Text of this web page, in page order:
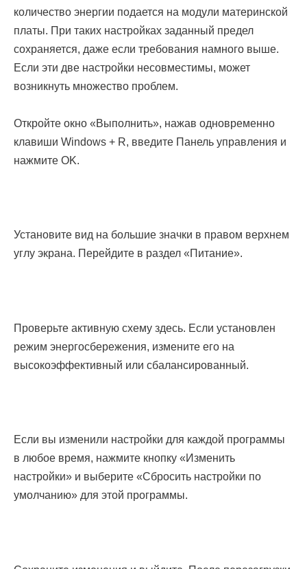
количество энергии подается на модули материнской
платы. При таких настройках заданный предел
сохраняется, даже если требования намного выше.
Если эти две настройки несовместимы, может
возникнуть множество проблем.
Откройте окно «Выполнить», нажав одновременно
клавиши Windows + R, введите Панель управления и
нажмите OK.
Установите вид на большие значки в правом верхнем
углу экрана. Перейдите в раздел «Питание».
Проверьте активную схему здесь. Если установлен
режим энергосбережения, измените его на
высокоэффективный или сбалансированный.
Если вы изменили настройки для каждой программы
в любое время, нажмите кнопку «Изменить
настройки» и выберите «Сбросить настройки по
умолчанию» для этой программы.